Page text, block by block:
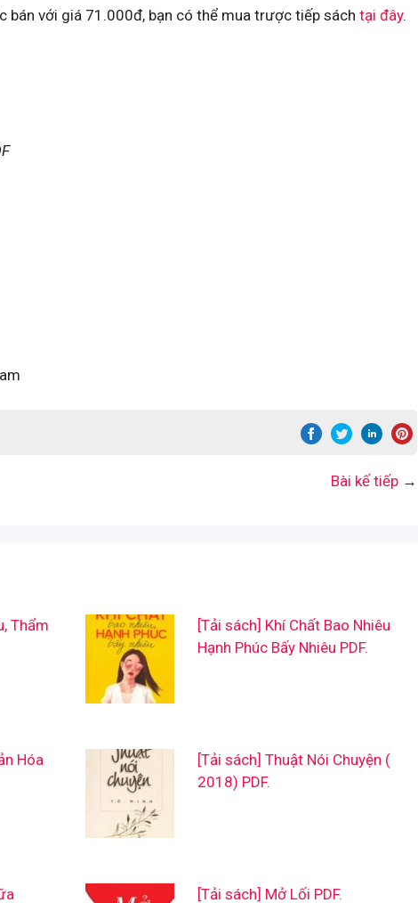
bán với giá 71.000đ, bạn có thể mua trược tiếp sách tại đây.
Bài kế tiếp →
Thẩm
[Tải sách] Khí Chất Bao Nhiêu
Hạnh Phúc Bấy Nhiêu PDF.
Hóa
[Tải sách] Thuật Nói Chuyện (
2018) PDF.
[Tải sách] Mở Lối PDF.